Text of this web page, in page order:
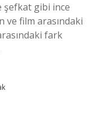
şefkat gibi ince
ve film arasındaki
fark